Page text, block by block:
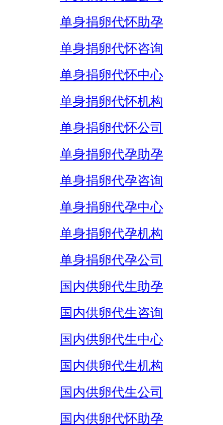
单身捐卵代怀助孕
单身捐卵代怀咨询
单身捐卵代怀中心
单身捐卵代怀机构
单身捐卵代怀公司
单身捐卵代孕助孕
单身捐卵代孕咨询
单身捐卵代孕中心
单身捐卵代孕机构
单身捐卵代孕公司
国内供卵代生助孕
国内供卵代生咨询
国内供卵代生中心
国内供卵代生机构
国内供卵代生公司
国内供卵代怀助孕